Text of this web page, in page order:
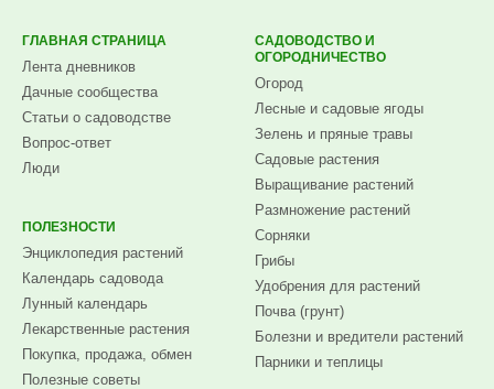
ГЛАВНАЯ СТРАНИЦА
Лента дневников
Дачные сообщества
Статьи о садоводстве
Вопрос-ответ
Люди
ПОЛЕЗНОСТИ
Энциклопедия растений
Календарь садовода
Лунный календарь
Лекарственные растения
Покупка, продажа, обмен
Полезные советы
САДОВОДСТВО И
ОГОРОДНИЧЕСТВО
Огород
Лесные и садовые ягоды
Зелень и пряные травы
Садовые растения
Выращивание растений
Размножение растений
Сорняки
Грибы
Удобрения для растений
Почва (грунт)
Болезни и вредители растений
Парники и теплицы